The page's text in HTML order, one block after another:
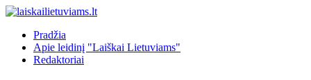
Pradžia
Apie leidinį "Laiškai Lietuviams"
Redaktoriai